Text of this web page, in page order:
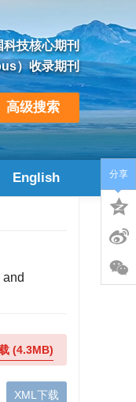
科技核心期刊
）收录期刊
高级搜索
English
(4.3MB)
XML下载
分享